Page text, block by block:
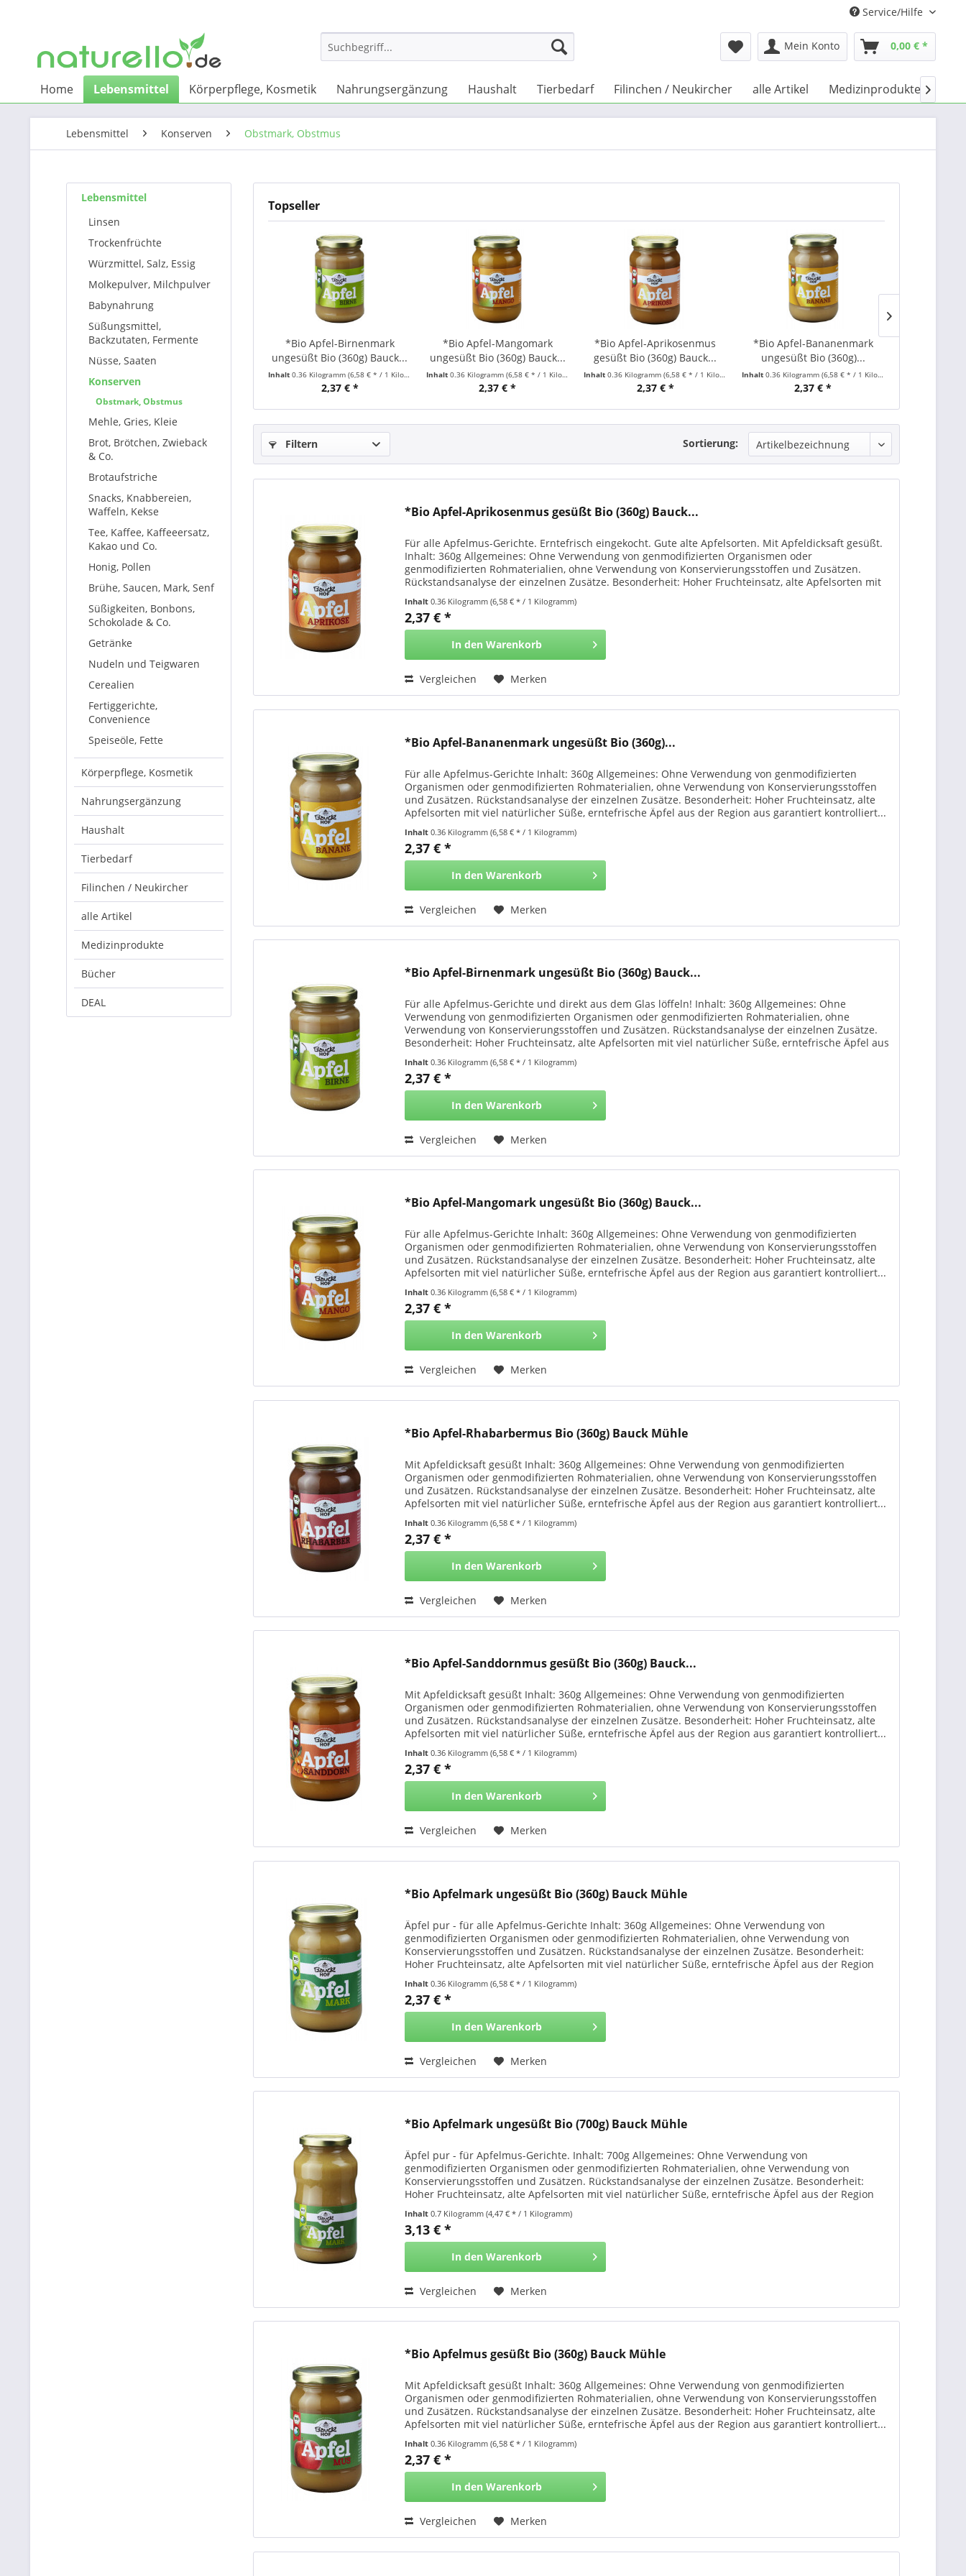
Service/Hilfe
Mein Konto 0,00 € *
Home Lebensmittel Körperpflege, Kosmetik Nahrungsergänzung Haushalt Tierbedarf Filinchen / Neukircher alle Artikel Medizinprodukte 
Lebensmittel Konserven Obstmark, Obstmus
Lebensmittel
Linsen
Trockenfrüchte
Würzmittel, Salz, Essig
Molkepulver, Milchpulver
Babynahrung
Süßungsmittel,
Backzutaten, Fermente
Nüsse, Saaten
Konserven
Obstmark, Obstmus
Mehle, Gries, Kleie
Brot, Brötchen, Zwieback
& Co.
Brotaufstriche
Snacks, Knabbereien,
Waffeln, Kekse
Tee, Kaffee, Kaffeeersatz,
Kakao und Co.
Honig, Pollen
Brühe, Saucen, Mark, Senf
Süßigkeiten, Bonbons,
Schokolade & Co.
Getränke
Nudeln und Teigwaren
Cerealien
Fertiggerichte,
Convenience
Speiseöle, Fette
Körperpflege, Kosmetik
Nahrungsergänzung
Haushalt
Tierbedarf
Filinchen / Neukircher
alle Artikel
Medizinprodukte
Bücher
DEAL
Topseller
*Bio Apfel-Birnenmark
ungesüßt Bio (360g) Bauck...
Inhalt 0.36 Kilogramm (6,58 € * / 1 Kilogramm)
2,37 € *
*Bio Apfel-Mangomark
ungesüßt Bio (360g) Bauck...
Inhalt 0.36 Kilogramm (6,58 € * / 1 Kilogramm)
2,37 € *
*Bio Apfel-Aprikosenmus
gesüßt Bio (360g) Bauck...
Inhalt 0.36 Kilogramm (6,58 € * / 1 Kilogramm)
2,37 € *
*Bio Apfel-Bananenmark
ungesüßt Bio (360g)...
Inhalt 0.36 Kilogramm (6,58 € * / 1 Kilogramm)
2,37 € *
Filtern Sortierung:
*Bio Apfel-Aprikosenmus gesüßt Bio (360g) Bauck...
Für alle Apfelmus-Gerichte. Erntefrisch eingekocht. Gute alte Apfelsorten. Mit Apfeldicksaft gesüßt.
Inhalt: 360g Allgemeines: Ohne Verwendung von genmodifizierten Organismen oder
genmodifizierten Rohmaterialien, ohne Verwendung von Konservierungsstoffen und Zusätzen.
Rückstandsanalyse der einzelnen Zusätze. Besonderheit: Hoher Fruchteinsatz, alte Apfelsorten mit
Inhalt0.36 Kilogramm(6,58 € * / 1 Kilogramm)
2,37 € *
In den Warenkorb
Vergleichen Merken
*Bio Apfel-Bananenmark ungesüßt Bio (360g)...
Für alle Apfelmus-Gerichte Inhalt: 360g Allgemeines: Ohne Verwendung von genmodifizierten
Organismen oder genmodifizierten Rohmaterialien, ohne Verwendung von Konservierungsstoffen
und Zusätzen. Rückstandsanalyse der einzelnen Zusätze. Besonderheit: Hoher Fruchteinsatz, alte
Apfelsorten mit viel natürlicher Süße, erntefrische Äpfel aus der Region aus garantiert kontrolliert...
Inhalt0.36 Kilogramm(6,58 € * / 1 Kilogramm)
2,37 € *
In den Warenkorb
Vergleichen Merken
*Bio Apfel-Birnenmark ungesüßt Bio (360g) Bauck...
Für alle Apfelmus-Gerichte und direkt aus dem Glas löffeln! Inhalt: 360g Allgemeines: Ohne
Verwendung von genmodifizierten Organismen oder genmodifizierten Rohmaterialien, ohne
Verwendung von Konservierungsstoffen und Zusätzen. Rückstandsanalyse der einzelnen Zusätze.
Besonderheit: Hoher Fruchteinsatz, alte Apfelsorten mit viel natürlicher Süße, erntefrische Äpfel aus
Inhalt0.36 Kilogramm(6,58 € * / 1 Kilogramm)
2,37 € *
In den Warenkorb
Vergleichen Merken
*Bio Apfel-Mangomark ungesüßt Bio (360g) Bauck...
Für alle Apfelmus-Gerichte Inhalt: 360g Allgemeines: Ohne Verwendung von genmodifizierten
Organismen oder genmodifizierten Rohmaterialien, ohne Verwendung von Konservierungsstoffen
und Zusätzen. Rückstandsanalyse der einzelnen Zusätze. Besonderheit: Hoher Fruchteinsatz, alte
Apfelsorten mit viel natürlicher Süße, erntefrische Äpfel aus der Region aus garantiert kontrolliert...
Inhalt0.36 Kilogramm(6,58 € * / 1 Kilogramm)
2,37 € *
In den Warenkorb
Vergleichen Merken
*Bio Apfel-Rhabarbermus Bio (360g) Bauck Mühle
Mit Apfeldicksaft gesüßt Inhalt: 360g Allgemeines: Ohne Verwendung von genmodifizierten
Organismen oder genmodifizierten Rohmaterialien, ohne Verwendung von Konservierungsstoffen
und Zusätzen. Rückstandsanalyse der einzelnen Zusätze. Besonderheit: Hoher Fruchteinsatz, alte
Apfelsorten mit viel natürlicher Süße, erntefrische Äpfel aus der Region aus garantiert kontrolliert...
Inhalt0.36 Kilogramm(6,58 € * / 1 Kilogramm)
2,37 € *
In den Warenkorb
Vergleichen Merken
*Bio Apfel-Sanddornmus gesüßt Bio (360g) Bauck...
Mit Apfeldicksaft gesüßt Inhalt: 360g Allgemeines: Ohne Verwendung von genmodifizierten
Organismen oder genmodifizierten Rohmaterialien, ohne Verwendung von Konservierungsstoffen
und Zusätzen. Rückstandsanalyse der einzelnen Zusätze. Besonderheit: Hoher Fruchteinsatz, alte
Apfelsorten mit viel natürlicher Süße, erntefrische Äpfel aus der Region aus garantiert kontrolliert...
Inhalt0.36 Kilogramm(6,58 € * / 1 Kilogramm)
2,37 € *
In den Warenkorb
Vergleichen Merken
*Bio Apfelmark ungesüßt Bio (360g) Bauck Mühle
Äpfel pur - für alle Apfelmus-Gerichte Inhalt: 360g Allgemeines: Ohne Verwendung von
genmodifizierten Organismen oder genmodifizierten Rohmaterialien, ohne Verwendung von
Konservierungsstoffen und Zusätzen. Rückstandsanalyse der einzelnen Zusätze. Besonderheit:
Hoher Fruchteinsatz, alte Apfelsorten mit viel natürlicher Süße, erntefrische Äpfel aus der Region
Inhalt0.36 Kilogramm(6,58 € * / 1 Kilogramm)
2,37 € *
In den Warenkorb
Vergleichen Merken
*Bio Apfelmark ungesüßt Bio (700g) Bauck Mühle
Äpfel pur - für Apfelmus-Gerichte. Inhalt: 700g Allgemeines: Ohne Verwendung von
genmodifizierten Organismen oder genmodifizierten Rohmaterialien, ohne Verwendung von
Konservierungsstoffen und Zusätzen. Rückstandsanalyse der einzelnen Zusätze. Besonderheit:
Hoher Fruchteinsatz, alte Apfelsorten mit viel natürlicher Süße, erntefrische Äpfel aus der Region
Inhalt0.7 Kilogramm(4,47 € * / 1 Kilogramm)
3,13 € *
In den Warenkorb
Vergleichen Merken
*Bio Apfelmus gesüßt Bio (360g) Bauck Mühle
Mit Apfeldicksaft gesüßt Inhalt: 360g Allgemeines: Ohne Verwendung von genmodifizierten
Organismen oder genmodifizierten Rohmaterialien, ohne Verwendung von Konservierungsstoffen
und Zusätzen. Rückstandsanalyse der einzelnen Zusätze. Besonderheit: Hoher Fruchteinsatz, alte
Apfelsorten mit viel natürlicher Süße, erntefrische Äpfel aus der Region aus garantiert kontrolliert...
Inhalt0.36 Kilogramm(6,58 € * / 1 Kilogramm)
2,37 € *
In den Warenkorb
Vergleichen Merken